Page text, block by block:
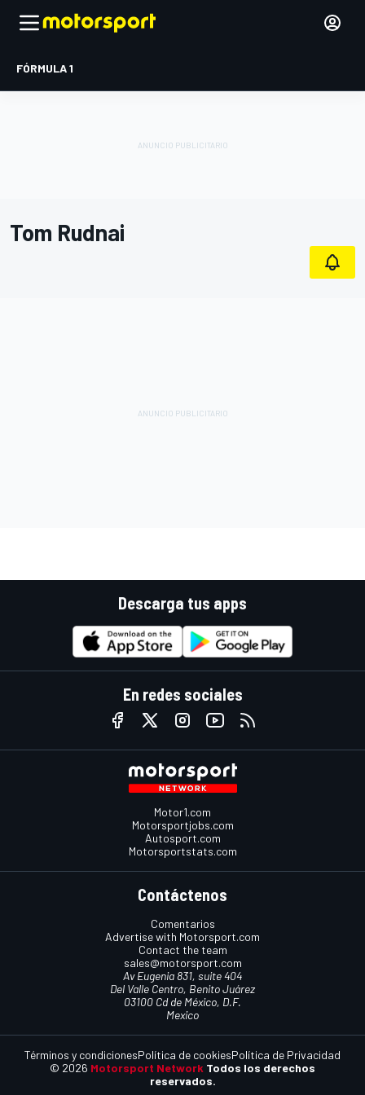
FÓRMULA 1
Tom Rudnai
Descarga tus apps
En redes sociales
Motor1.com
Motorsportjobs.com
Autosport.com
Motorsportstats.com
Contáctenos
Comentarios
Advertise with Motorsport.com
Contact the team
sales@motorsport.com
Av Eugenia 831, suite 404
Del Valle Centro, Benito Juárez
03100 Cd de México, D.F.
Mexico
© 2026 Motorsport Network Todos los derechos
reservados.
Términos y condicionesPolítica de cookiesPolítica de Privacidad